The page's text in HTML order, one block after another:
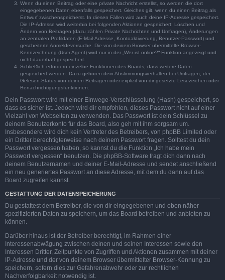
Wenn du einen Beitrag oder eine private Nachricht erstellst, so werden die dort
eingegebenen Daten ebenfalls gespeichert. Gleiches gilt, wenn du einen Beitrag als
Entwurf zwischenspeicherst. In diesen Fällen wird auch deine IP-Adresse gespeichert.
Die IP-Adresse wird weiterhin bei folgenden Aktionen gespeichert: Löschen und
Ändern von Beiträgen (dazu zählen Private Nachrichten und Umfragen), Änderungen
an zentralen Profildaten (E-Mail-Adresse, Kontoaktivierung, Benutzer-Passwort) und
gescheiterte Anmeldeversuche. Die von deinem Browser übermittelte Browser-
Kennzeichnung (User Agent) wird nur in der „Wer ist online?“-Funktion angezeigt und
nicht dauerhaft gespeichert.
Schließlich erfordern einzelne Funktionen des Boards, dass weitere Daten
gespeichert werden. Dazu gehören dein Abstimmungsverhalten bei Umfragen, der
Gelesen-Status von deinen Beiträgen oder explizit von dir gesetzte Lesezeichen oder
Benachrichtigungsfunktionen.
Dein Passwort wird mit einer Einwege-Verschlüsselung (Hash) gespeichert, so
dass es sicher ist. Jedoch wird dir empfohlen, dieses Passwort nicht auf einer
Vielzahl von Webseiten zu verwenden. Das Passwort ist dein Schlüssel zu
deinem Benutzerkonto für das Board, also geh mit ihm sorgsam um.
Insbesondere wird dich kein Vertreter des Betreibers, von phpBB Limited oder
ein Dritter berechtigterweise nach deinem Passwort fragen. Solltest du dein
Passwort vergessen haben, so kannst du die Funktion „Ich habe mein
Passwort vergessen“ benutzen. Die phpBB-Software fragt dich dann nach
deinem Benutzernamen und deiner E-Mail-Adresse und sendet anschließend
ein neu generiertes Passwort an diese Adresse, mit dem du dann auf das
Board zugreifen kannst.
GESTATTUNG DER DATENSPEICHERUNG
Du gestattest dem Betreiber, die von dir eingegebenen und oben näher
spezifizierten Daten zu speichern, um das Board betreiben und anbieten zu
können.
Darüber hinaus ist der Betreiber berechtigt, im Rahmen einer
Interessenabwägung zwischen deinen und seinen Interessen sowie den
Interessen Dritter, Zeitpunkte von Zugriffen und Aktionen zusammen mit deiner
IP-Adresse und der von deinem Browser übermittelter Browser-Kennung zu
speichern, sofern dies zur Gefahrenabwehr oder zur rechtlichen
Nachverfolgbarkeit notwendig ist.